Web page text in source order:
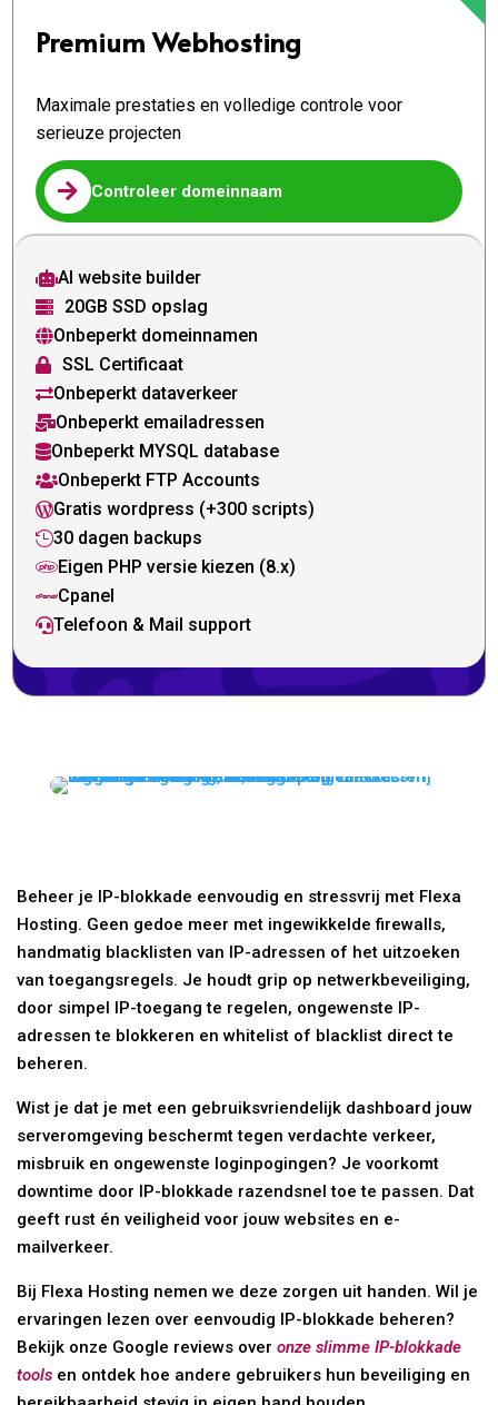
Premium Webhosting
Maximale prestaties en volledige controle voor
serieuze projecten
 Controleer domeinnaam
AI website builder
 20GB SSD opslag
Onbeperkt domeinnamen
 SSL Certificaat
Onbeperkt dataverkeer
Onbeperkt emailadressen
Onbeperkt MYSQL database
Onbeperkt FTP Accounts
Gratis wordpress (+300 scripts)
30 dagen backups
Eigen PHP versie kiezen (8.x)
Cpanel
Telefoon & Mail support
Beheer je IP-blokkade eenvoudig en stressvrij met Flexa
Hosting. Geen gedoe meer met ingewikkelde firewalls,
handmatig blacklisten van IP-adressen of het uitzoeken
van toegangsregels. Je houdt grip op netwerkbeveiliging,
door simpel IP-toegang te regelen, ongewenste IP-
adressen te blokkeren en whitelist of blacklist direct te
beheren.
Wist je dat je met een gebruiksvriendelijk dashboard jouw
serveromgeving beschermt tegen verdachte verkeer,
misbruik en ongewenste loginpogingen? Je voorkomt
downtime door IP-blokkade razendsnel toe te passen. Dat
geeft rust én veiligheid voor jouw websites en e-
mailverkeer.
Bij Flexa Hosting nemen we deze zorgen uit handen. Wil je
ervaringen lezen over eenvoudig IP-blokkade beheren?
Bekijk onze Google reviews overonze slimme IP-blokkade
tools en ontdek hoe andere gebruikers hun beveiliging en